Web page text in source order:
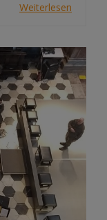
Weiterlesen